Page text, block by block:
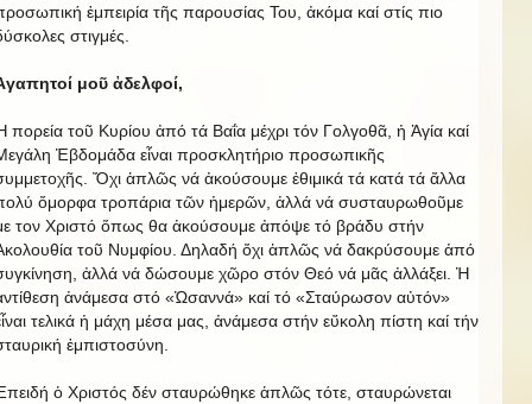
ἐμπειρία τῆς παρουσίας Του, ἀκόμα καί στίς πιο
στιγμές.
μοῦ ἀδελφοί,
πορεία τοῦ Κυρίου ἀπό τά Βαΐα μέχρι τόν Γολγοθᾶ, ἡ Ἁγία καί
Ἑβδομάδα εἶναι προσκλητήριο προσωπικῆς
Ὄχι ἁπλῶς νά ἀκούσουμε ἐθιμικά τά κατά τά ἄλλα
ὄμορφα τροπάρια τῶν ἡμερῶν, ἀλλά νά συσταυρωθοῦμε
τον Χριστό ὅπως θα ἀκούσουμε ἀπόψε τό βράδυ στήν
τοῦ Νυμφίου. Δηλαδή ὄχι ἁπλῶς νά δακρύσουμε ἀπό
ἀλλά νά δώσουμε χῶρο στόν Θεό νά μᾶς ἀλλάξει. Ἡ
ἀνάμεσα στό «Ὡσαννά» καί τό «Σταύρωσον αὐτόν»
τελικά ἡ μάχη μέσα μας, ἀνάμεσα στήν εὔκολη πίστη καί τήν
ἐμπιστοσύνη.
ὁ Χριστός δέν σταυρώθηκε ἁπλῶς τότε, σταυρώνεται